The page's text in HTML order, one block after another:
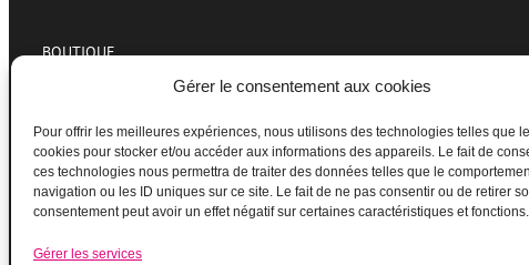
Gérer le consentement aux cookies
Pour offrir les meilleures expériences, nous utilisons des technologies telles que
cookies pour stocker et/ou accéder aux informations des appareils. Le fait de
ces technologies nous permettra de traiter des données telles que le
navigation ou les ID uniques sur ce site. Le fait de ne pas consentir ou de retirer
consentement peut avoir un effet négatif sur certaines caractéristiques et fonctions.
Gérer les services
BOUTIQUE